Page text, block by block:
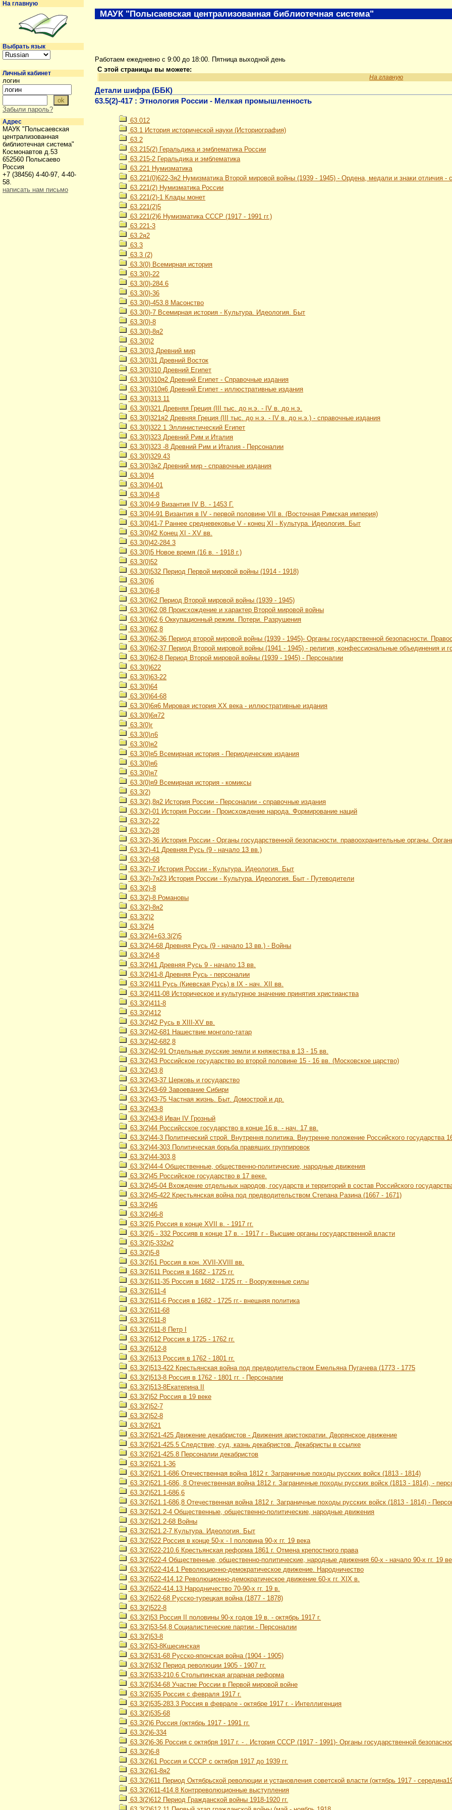
Работаем ежедневно с 9:00 до 18:00. Пятница выходной день
С этой страницы вы можете:
На главную
Детали шифра (ББК)
63.5(2)-417 : Этнология России - Мелкая промышленность
63.012
63.1 История исторической науки (Историография)
63.2
63.215(2) Геральдика и эмблематика России
63.215-2 Геральдика и эмблематика
63.221 Нумизматика
63.221(0)622-3я2 Нумизматика Второй мировой войны (1939 - 1945) - Ордена, медали и знаки отличия -
63.221(2) Нумизматика России
63.221(2)-1 Клады монет
63.221(2)5
63.221(2)6 Нумизматика СССР (1917 - 1991 гг.)
63.221-3
63.2я2
63.3
63.3 (2)
63.3(0) Всемирная история
63.3(0)-22
63.3(0)-284.6
63.3(0)-36
63.3(0)-453.8 Масонство
63.3(0)-7 Всемирная история - Культура. Идеология. Быт
63.3(0)-8
63.3(0)-8я2
63.3(0)2
63.3(0)3 Древний мир
63.3(0)31 Древний Восток
63.3(0)310 Древний Египет
63.3(0)310я2 Древний Египет - Справочные издания
63.3(0)310я6 Древний Египет - иллюстративные издания
63.3(0)313.11
63.3(0)321 Древняя Греция (III тыс. до н.э. - IV в. до н.э.
63.3(0)321я2 Древняя Греция (III тыс. до н.э. - IV в. до н.э.) - справочные издания
63.3(0)322.1 Эллинистический Египет
63.3(0)323 Древний Рим и Италия
63.3(0)323 -8 Древний Рим и Италия - Персоналии
63.3(0)329.43
63.3(0)3я2 Древний мир - справочные издания
63.3(0)4
63.3(0)4-01
63.3(0)4-8
63.3(0)4-9 Византия IV В. - 1453 Г.
63.3(0)4-91 Византия в IV - первой половине VII в. (Восточная Римская империя)
63.3(0)41-7 Раннее средневековье V - конец XI - Культура. Идеология. Быт
63.3(0)42 Конец XI - XV вв.
63.3(0)42-284.3
63.3(0)5 Новое время (16 в. - 1918 г.)
63.3(0)52
63.3(0)532 Период Первой мировой войны (1914 - 1918)
63.3(0)6
63.3(0)6-8
63.3(0)62 Период Второй мировой войны (1939 - 1945)
63.3(0)62,08 Происхождение и характер Второй мировой войны
63.3(0)62,6 Оккупационный режим. Потери. Разрушения
63.3(0)62,8
63.3(0)62-36 Период второй мировой войны (1939 - 1945)- Органы государственной безопасности.
63.3(0)62-37 Период Второй мировой войны (1941 - 1945) - религия, конфессиональные объединения и
63.3(0)62-8 Период Второй мировой войны (1939 - 1945) - Персоналии
63.3(0)622
63.3(0)63-22
63.3(0)64
63.3(0)64-68
63.3(0)6я6 Мировая история ХХ века - иллюстративные издания
63.3(0)6я72
63.3(0)г
63.3(0)л6
63.3(0)я2
63.3(0)я5 Всемирная история - Периодические издания
63.3(0)я6
63.3(0)я7
63.3(0)я9 Всемирная история - комиксы
63.3(2)
63.3(2),8я2 История России - Персоналии - справочные издания
63.3(2)-01 История России - Происхождение народа. Формирование наций
63.3(2)-22
63.3(2)-28
63.3(2)-36 История России - Органы государственной безопасности. правоохранительные органы.
63.3(2)-41 Древняя Русь (9 - начало 13 вв.)
63.3(2)-68
63.3(2)-7 История России - Культура. Идеология. Быт
63.3(2)-7я23 История России - Культура. Идеология. Быт - Путеводители
63.3(2)-8
63.3(2)-8 Романовы
63.3(2)-8я2
63.3(2)2
63.3(2)4
63.3(2)4+63.3(2)5
63.3(2)4-68 Древняя Русь (9 - начало 13 вв.) - Войны
63.3(2)4-8
63.3(2)41 Древняя Русь 9 - начало 13 вв.
63.3(2)41-8 Древняя Русь - персоналии
63.3(2)411 Русь (Киевская Русь) в IX - нач. XII вв.
63.3(2)411-08 Историческое и культурное значение принятия христианства
63.3(2)411-8
63.3(2)412
63.3(2)42 Русь в XIII-XV вв.
63.3(2)42-681 Нашествие монголо-татар
63.3(2)42-682,8
63.3(2)42-91 Отдельные русские земли и княжества в 13 - 15 вв.
63.3(2)43 Российское государство во второй половине 15 - 16 вв. (Московское царство)
63.3(2)43,8
63.3(2)43-37 Церковь и государство
63.3(2)43-69 Завоевание Сибири
63.3(2)43-75 Частная жизнь. Быт. Домострой и др.
63.3(2)43-8
63.3(2)43-8 Иван IV Грозный
63.3(2)44 Российсское государство в конце 16 в. - нач. 17 вв.
63.3(2)44-3 Политический строй. Внутрення политика. Внутренне положение Российского государства
63.3(2)44-303 Политическая борьба правящих группировок
63.3(2)44-303,8
63.3(2)44-4 Общественные, общественно-политические, народные движения
63.3(2)45 Российское государство в 17 веке.
63.3(2)45-04 Вхождение отдельных народов, государств и территорий в состав Российского
63.3(2)45-422 Крестьянская война под предводительством Степана Разина (1667 - 1671)
63.3(2)46
63.3(2)46-8
63.3(2)5 Россия в конце XVII в. - 1917 гг.
63.3(2)5 - 332 Россияв в конце 17 в. - 1917 г - Высшие органы государственной власти
63.3(2)5-332я2
63.3(2)5-8
63.3(2)51 Россия в кон. XVII-XVIII вв.
63.3(2)511 Россия в 1682 - 1725 гг.
63.3(2)511-35 Россия в 1682 - 1725 гг. - Вооруженные силы
63.3(2)511-4
63.3(2)511-6 Россия в 1682 - 1725 гг.- внешняя политика
63.3(2)511-68
63.3(2)511-8
63.3(2)511-8 Петр I
63.3(2)512 Россия в 1725 - 1762 гг.
63.3(2)512-8
63.3(2)513 Россия в 1762 - 1801 гг.
63.3(2)513-422 Крестьянская война под предводительством Емельяна Пугачева (1773 - 1775
63.3(2)513-8 Россия в 1762 - 1801 гг. - Персоналии
63.3(2)513-8Екатерина II
63.3(2)52 Россия в 19 веке
63.3(2)52-7
63.3(2)52-8
63.3(2)521
63.3(2)521-425 Движение декабристов - Движения аристократии. Дворянское движение
63.3(2)521-425.5 Следствие, суд, казнь декабристов. Декабристы в ссылке
63.3(2)521-425.8 Персоналии декабристов
63.3(2)521.1-36
63.3(2)521.1-686 Отечественная война 1812 г. Заграничные походы русских войск (1813 - 1814)
63.3(2)521.1-686, 8 Отечественная война 1812 г. Заграничные походы русских войск (1813 - 1814), -
63.3(2)521.1-686,6
63.3(2)521.1-686,8 Отечественная война 1812 г. Заграничные походы русских войск (1813 - 1814) -
63.3(2)521.2-4 Общественные, общественно-политические, народные движения
63.3(2)521.2-68 Войны
63.3(2)521.2-7 Культура. Идеология. Быт
63.3(2)522 Россия в конце 50-х - I половина 90-х гг. 19 века
63.3(2)522-210.6 Крестьянская реформа 1861 г. Отмена крепостного права
63.3(2)522-4 Общественные, общественно-политические, народные движения 60-х - начало 90-х гг. 19
63.3(2)522-414.1 Революционно-демократическое движение. Народничество
63.3(2)522-414.12 Революционно-демократическое движение 60-х гг. XIX в.
63.3(2)522-414.13 Народничество 70-90-х гг. 19 в.
63.3(2)522-68 Русско-турецкая война (1877 - 1878)
63.3(2)522-8
63.3(2)53 Россия II половины 90-х годов 19 в. - октябрь 1917 г.
63.3(2)53-54,8 Социалистические партии - Персоналии
63.3(2)53-8
63.3(2)53-8Кшесинская
63.3(2)531-68 Русско-японская война (1904 - 1905)
63.3(2)532 Период революции 1905 - 1907 гг.
63.3(2)533-210.6 Столыпинская аграрная реформа
63.3(2)534-68 Участие России в Первой мировой войне
63.3(2)535 Россия с февраля 1917 г.
63.3(2)535-283.3 Россия в феврале - октябре 1917 г. - Интеллигенция
63.3(2)535-68
63.3(2)6 Россия (октябрь 1917 - 1991 гг.
63.3(2)6-334
63.3(2)6-36 Россия с октября 1917 г. - . История СССР (1917 - 1991)- Органы государственной
63.3(2)6-8
63.3(2)61 Россия и СССР с октября 1917 до 1939 гг.
63.3(2)61-8я2
63.3(2)611 Период Октябрьской революции и установления советской власти (октябрь 1917 -
63.3(2)611-414.8 Контрреволюционные выступления
63.3(2)612 Период Гражданской войны 1918-1920 гг.
МАУК "Полысаевская централизованная библиотечная система"
На главную
Выбрать язык
Личный кабинет
логин
Забыли пароль?
Адрес
МАУК "Полысаевская
централизованная
библиотечная система"
Космонавтов д.53
652560 Полысаево
Россия
+7 (38456) 4-40-97, 4-40-
58.
написать нам письмо